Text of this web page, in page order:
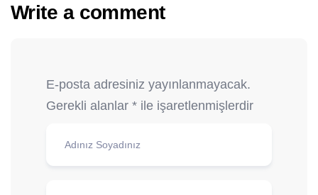
Write a comment
E-posta adresiniz yayınlanmayacak.
Gerekli alanlar * ile işaretlenmişlerdir